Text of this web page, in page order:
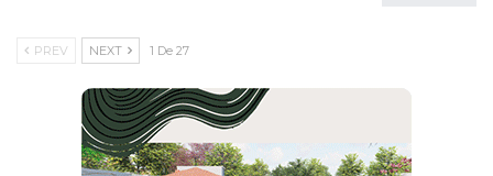
PREV NEXT 1 De 27